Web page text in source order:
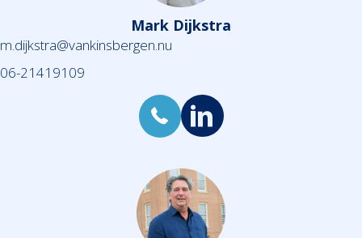
Mark Dijkstra
m.dijkstra@vankinsbergen.nu
06-21419109